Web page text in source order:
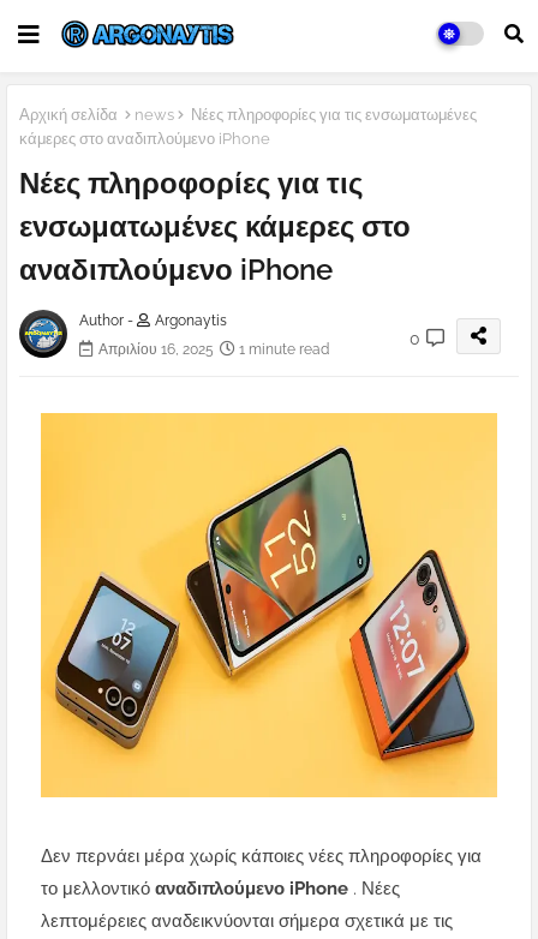
Αρχική σελίδα news
Νέες πληροφορίες για τις ενσωματωμένες
κάμερες στο αναδιπλούμενο iPhone
Νέες πληροφορίες για τις
ενσωματωμένες κάμερες στο
αναδιπλούμενο iPhone
Author -
Argonaytis
Απριλίου 16, 2025
1 minute read
0
Δεν περνάει μέρα χωρίς κάποιες νέες πληροφορίες για
το μελλοντικό αναδιπλούμενο iPhone . Νέες
λεπτομέρειες αναδεικνύονται σήμερα σχετικά με τις